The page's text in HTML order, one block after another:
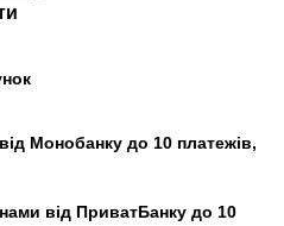
до 10 платежів,
від ПриватБанку до 10